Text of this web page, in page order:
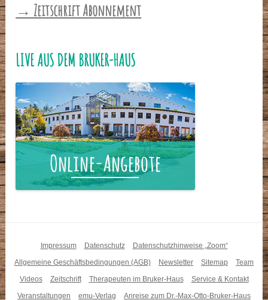
→ Zeitschrift Abonnement
LIVE AUS DEM BRUKER-HAUS
Impressum Datenschutz
Datenschutzhinweise „Zoom“
Allgemeine Geschäftsbedingungen (AGB)
Newsletter Sitemap
Team
Videos
Zeitschrift Therapeuten im Bruker-Haus
Service & Kontakt
Veranstaltungen
emu-Verlag Anreise zum Dr.-Max-Otto-Bruker-Haus